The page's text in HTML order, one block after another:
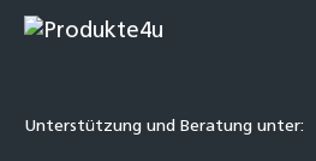
Unterstützung und Beratung unter: